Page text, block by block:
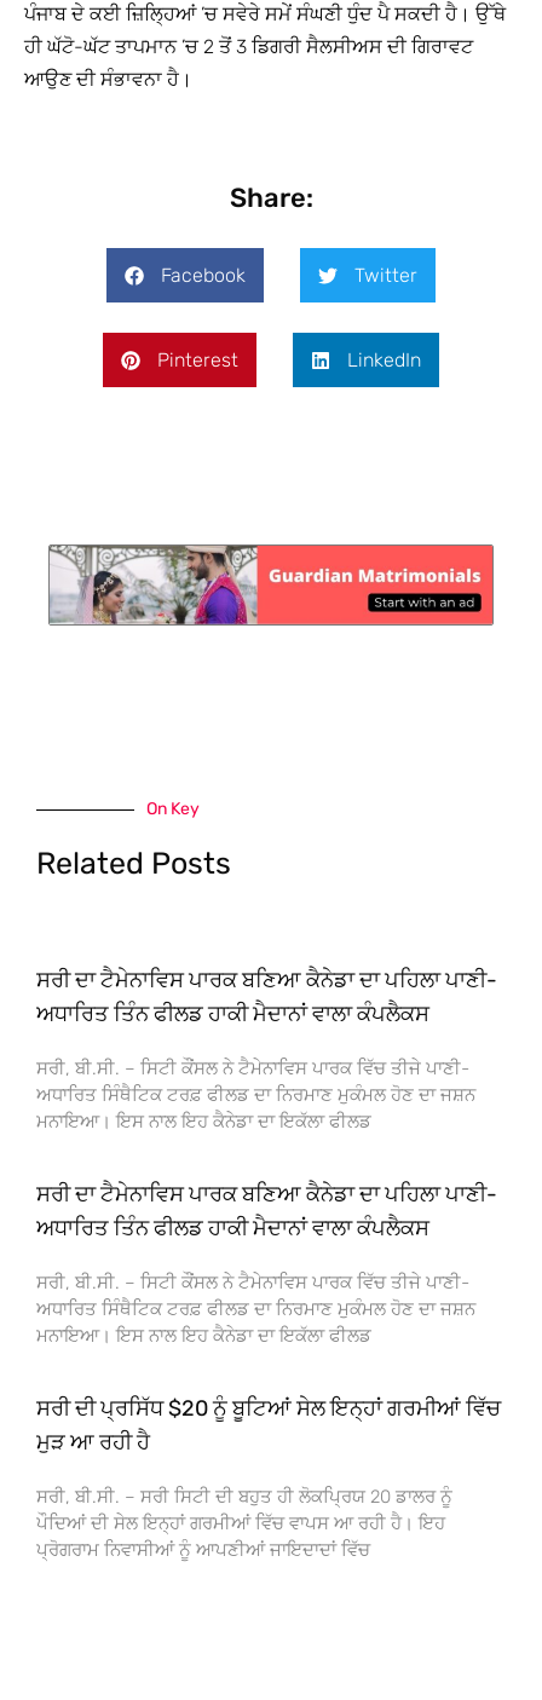
ਪੰਜਾਬ ਦੇ ਕਈ ਜ਼ਿਲ੍ਹਿਆਂ ’ਚ ਸਵੇਰੇ ਸਮੇਂ ਸੰਘਣੀ ਧੁੰਦ ਪੈ ਸਕਦੀ ਹੈ। ਉੱਥੇ
ਹੀ ਘੱਟੋ-ਘੱਟ ਤਾਪਮਾਨ ’ਚ 2 ਤੋਂ 3 ਡਿਗਰੀ ਸੈਲਸੀਅਸ ਦੀ ਗਿਰਾਵਟ
ਆਉਣ ਦੀ ਸੰਭਾਵਨਾ ਹੈ।
Share:
Facebook Twitter
Pinterest LinkedIn
On Key
Related Posts
ਸਰੀ ਦਾ ਟੈਮੇਨਾਵਿਸ ਪਾਰਕ ਬਣਿਆ ਕੈਨੇਡਾ ਦਾ ਪਹਿਲਾ ਪਾਣੀ-
ਅਧਾਰਿਤ ਤਿੰਨ ਫੀਲਡ ਹਾਕੀ ਮੈਦਾਨਾਂ ਵਾਲਾ ਕੰਪਲੈਕਸ
ਸਰੀ, ਬੀ.ਸੀ. – ਸਿਟੀ ਕੌਂਸਲ ਨੇ ਟੈਮੇਨਾਵਿਸ ਪਾਰਕ ਵਿੱਚ ਤੀਜੇ ਪਾਣੀ-
ਅਧਾਰਿਤ ਸਿੰਥੈਟਿਕ ਟਰਫ਼ ਫੀਲਡ ਦਾ ਨਿਰਮਾਣ ਮੁਕੰਮਲ ਹੋਣ ਦਾ ਜਸ਼ਨ
ਮਨਾਇਆ। ਇਸ ਨਾਲ ਇਹ ਕੈਨੇਡਾ ਦਾ ਇਕੱਲਾ ਫੀਲਡ
ਸਰੀ ਦਾ ਟੈਮੇਨਾਵਿਸ ਪਾਰਕ ਬਣਿਆ ਕੈਨੇਡਾ ਦਾ ਪਹਿਲਾ ਪਾਣੀ-
ਅਧਾਰਿਤ ਤਿੰਨ ਫੀਲਡ ਹਾਕੀ ਮੈਦਾਨਾਂ ਵਾਲਾ ਕੰਪਲੈਕਸ
ਸਰੀ, ਬੀ.ਸੀ. – ਸਿਟੀ ਕੌਂਸਲ ਨੇ ਟੈਮੇਨਾਵਿਸ ਪਾਰਕ ਵਿੱਚ ਤੀਜੇ ਪਾਣੀ-
ਅਧਾਰਿਤ ਸਿੰਥੈਟਿਕ ਟਰਫ਼ ਫੀਲਡ ਦਾ ਨਿਰਮਾਣ ਮੁਕੰਮਲ ਹੋਣ ਦਾ ਜਸ਼ਨ
ਮਨਾਇਆ। ਇਸ ਨਾਲ ਇਹ ਕੈਨੇਡਾ ਦਾ ਇਕੱਲਾ ਫੀਲਡ
ਸਰੀ ਦੀ ਪ੍ਰਸਿੱਧ $20 ਨੂੰ ਬੂਟਿਆਂ ਸੇਲ ਇਨ੍ਹਾਂ ਗਰਮੀਆਂ ਵਿੱਚ
ਮੁੜ ਆ ਰਹੀ ਹੈ
ਸਰੀ, ਬੀ.ਸੀ. – ਸਰੀ ਸਿਟੀ ਦੀ ਬਹੁਤ ਹੀ ਲੋਕਪ੍ਰਿਯ 20 ਡਾਲਰ ਨੂੰ
ਪੌਦਿਆਂ ਦੀ ਸੇਲ ਇਨ੍ਹਾਂ ਗਰਮੀਆਂ ਵਿੱਚ ਵਾਪਸ ਆ ਰਹੀ ਹੈ। ਇਹ
ਪ੍ਰੋਗਰਾਮ ਨਿਵਾਸੀਆਂ ਨੂੰ ਆਪਣੀਆਂ ਜਾਇਦਾਦਾਂ ਵਿੱਚ